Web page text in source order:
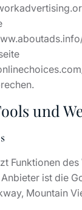
und
Funktionen
ist die
Mountain